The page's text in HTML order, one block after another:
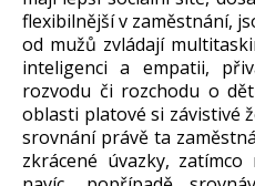
flexibilnější v zaměstnání,
od mužů zvládají
inteligenci a empatii,
rozvodu či rozchodu o
oblasti platové si závistivé
srovnání právě ta
zkrácené úvazky,